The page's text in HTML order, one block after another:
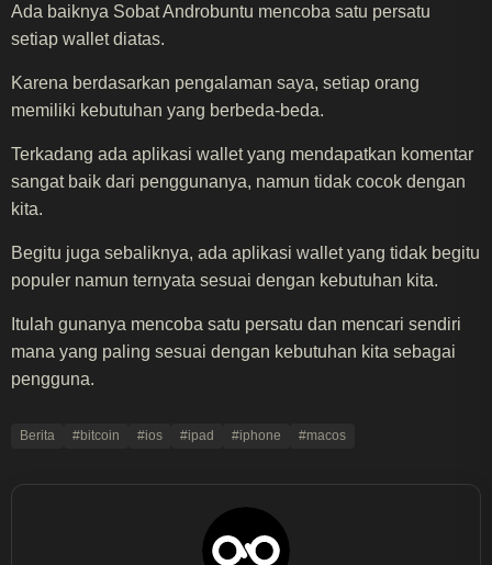
Ada baiknya Sobat Androbuntu mencoba satu persatu
setiap wallet diatas.
Karena berdasarkan pengalaman saya, setiap orang
memiliki kebutuhan yang berbeda-beda.
Terkadang ada aplikasi wallet yang mendapatkan komentar
sangat baik dari penggunanya, namun tidak cocok dengan
kita.
Begitu juga sebaliknya, ada aplikasi wallet yang tidak begitu
populer namun ternyata sesuai dengan kebutuhan kita.
Itulah gunanya mencoba satu persatu dan mencari sendiri
mana yang paling sesuai dengan kebutuhan kita sebagai
pengguna.
Berita #bitcoin #ios #ipad #iphone #macos